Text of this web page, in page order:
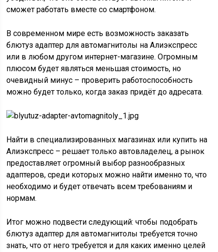
сможет работать вместе со смартфоном.
В современном мире есть возможность заказать
блютуз адаптер для автомагнитолы на Алиэкспресс
или в любом другом интернет-магазине. Огромным
плюсом будет являться меньшая стоимость, но
очевидный минус – проверить работоспособность
можно будет только, когда заказ придёт до адресата.
Найти в специализированных магазинах или купить на
Алиэкспресс – решает только автовладелец, а рынок
предоставляет огромный выбор разнообразных
адаптеров, среди которых можно найти именно то, что
необходимо и будет отвечать всем требованиям и
нормам.
Итог можно подвести следующий: чтобы подобрать
блютуз адаптер для автомагнитолы требуется точно
знать, что от него требуется и для каких именно целей